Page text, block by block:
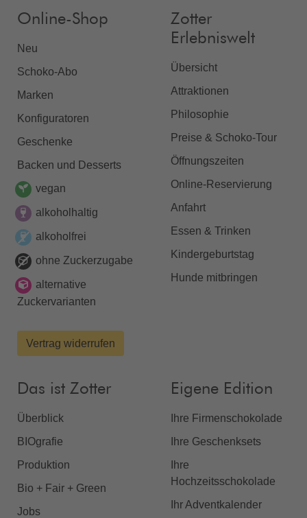
Online-Shop
Neu
Schoko-Abo
Marken
Konfiguratoren
Geschenke
Backen und Desserts
vegan
alkoholhaltig
alkoholfrei
ohne Zuckerzugabe
alternative
Zuckervarianten
Vertrag widerrufen
Zotter
Erlebniswelt
Übersicht
Attraktionen
Philosophie
Preise & Schoko-Tour
Öffnungszeiten
Online-Reservierung
Anfahrt
Essen & Trinken
Kindergeburtstag
Hunde mitbringen
Das ist Zotter
Überblick
BIOgrafie
Produktion
Bio + Fair + Green
Jobs
Eigene Edition
Ihre Firmenschokolade
Ihre Geschenksets
Ihre
Hochzeitsschokolade
Ihr Adventkalender